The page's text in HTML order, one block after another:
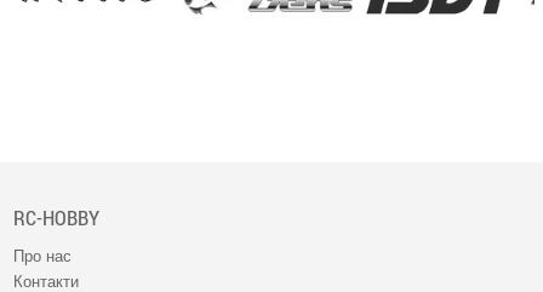
RC-HOBBY
Про нас
Контакти